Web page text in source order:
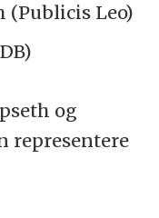
(Publicis Leo)
og
representere